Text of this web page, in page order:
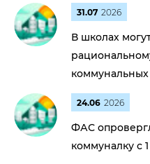
31.07 2026
В школах
коммунальных
24.06 2026
ФАС
коммуналку с